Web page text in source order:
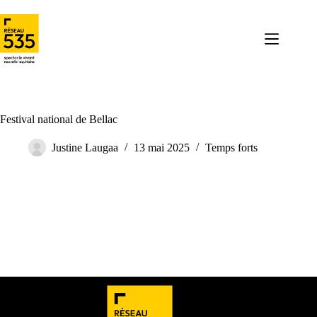
Festival national de Bellac
Justine Laugaa 13 mai 2025 Temps forts